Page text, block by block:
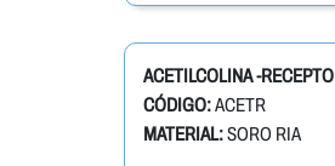
ACETILCOLINA -
CÓDIGO:ACETR
MATERIAL:SORO RIA